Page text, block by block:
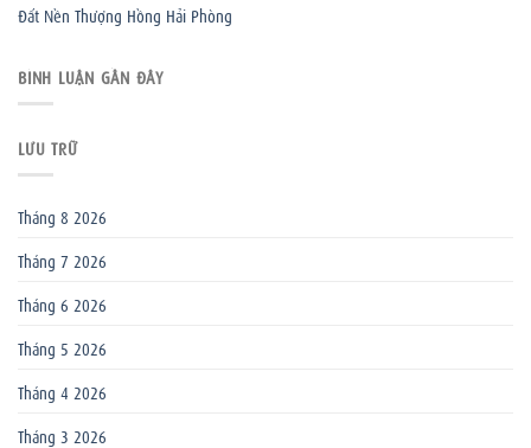
Đất Nền Thượng Hồng Hải Phòng
BÌNH LUẬN GẦN ĐÂY
LƯU TRỮ
Tháng 8 2026
Tháng 7 2026
Tháng 6 2026
Tháng 5 2026
Tháng 4 2026
Tháng 3 2026